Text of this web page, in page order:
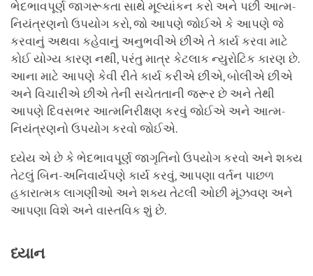
ભેદભાવપૂર્ણ જાગરૂકતા સાથે મૂલ્યાંકન કરો અને પછી આત્મ-
નિયંત્રણનો ઉપયોગ કરો, જો આપણે જોઈએ કે આપણે જે
કરવાનું અથવા કહેવાનું અનુભવીએ છીએ તે કાર્ય કરવા માટે
કોઈ યોગ્ય કારણ નથી, પરંતુ માત્ર કેટલાક ન્યુરોટિક કારણ છે.
આના માટે આપણે કેવી રીતે કાર્ય કરીએ છીએ, બોલીએ છીએ
અને વિચારીએ છીએ તેની સચેતતાની જરૂર છે અને તેથી
આપણે દિવસભર આત્મનિરીક્ષણ કરવું જોઈએ અને આત્મ-
નિયંત્રણનો ઉપયોગ કરવો જોઈએ.
ધ્યેય એ છે કે ભેદભાવપૂર્ણ જાગૃતિનો ઉપયોગ કરવો અને શક્ય
તેટલું બિન-અનિવાર્યપણે કાર્ય કરવું, આપણા વર્તન પાછળ
હકારાત્મક લાગણીઓ અને શક્ય તેટલી ઓછી મૂંઝવણ અને
આપણા વિશે અને વાસ્તવિક શું છે.
ધ્યાન